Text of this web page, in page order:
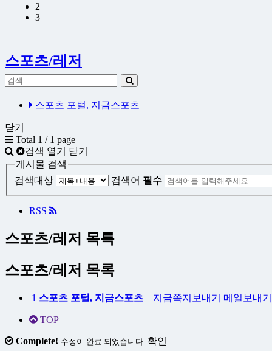
2
3
스포츠/레저
스포츠 포털, 지금스포츠
닫기
Total 1 /1 page
검색 열기 닫기
게시물 검색
검색대상
검색어 필수
RSS
스포츠/레저 목록
스포츠/레저 목록
1 스포츠 포털, 지금스포츠 지금쪽지보내기 메일보내기
TOP
Complete! 수정이 완료 되었습니다. 확인